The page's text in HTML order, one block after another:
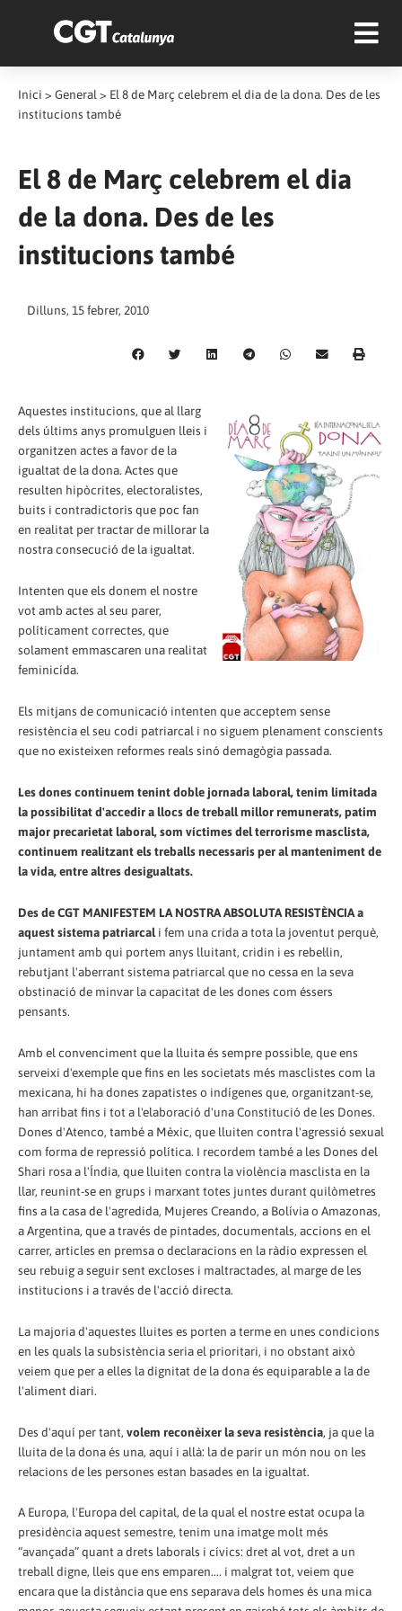
Inici > General > El 8 de Març celebrem el dia de la dona. Des de les
institucions també
El 8 de Març celebrem el dia
de la dona. Des de les
institucions també
Dilluns, 15 febrer, 2010
Aquestes institucions, que al llarg
dels últims anys promulguen lleis i
organitzen actes a favor de la
igualtat de la dona. Actes que
resulten hipòcrites, electoralistes,
buits i contradictoris que poc fan
en realitat per tractar de millorar la
nostra consecució de la igualtat.
Intenten que els donem el nostre
vot amb actes al seu parer,
políticament correctes, que
solament emmascaren una realitat
feminicída.
Els mitjans de comunicació intenten que acceptem sense
resistència el seu codi patriarcal i no siguem plenament conscients
que no existeixen reformes reals sinó demagògia passada.
Les dones continuem tenint doble jornada laboral, tenim limitada
la possibilitat d'accedir a llocs de treball millor remunerats, patim
major precarietat laboral, som víctimes del terrorisme masclista,
continuem realitzant els treballs necessaris per al manteniment de
la vida, entre altres desigualtats.
Des de CGT MANIFESTEM LA NOSTRA ABSOLUTA RESISTÈNCIAa
aquest sistema patriarcal i fem una crida a tota la joventut perquè,
juntament amb qui portem anys lluitant, cridin i es rebel·lin,
rebutjant l'aberrant sistema patriarcal que no cessa en la seva
obstinació de minvar la capacitat de les dones com éssers
pensants.
Amb el convenciment que la lluita és sempre possible, que ens
serveixi d'exemple que fins en les societats més masclistes com la
mexicana, hi ha dones zapatistes o indígenes que, organitzant-se,
han arribat fins i tot a l'elaboració d'una Constitució de les Dones.
Dones d'Atenco, també a Mèxic, que lluiten contra l'agressió sexual
com forma de repressió política. I recordem també a les Dones del
Shari rosa a l'Índia, que lluiten contra la violència masclista en la
llar, reunint-se en grups i marxant totes juntes durant quilòmetres
fins a la casa de l'agredida, Mujeres Creando, a Bolívia o Amazonas,
a Argentina, que a través de pintades, documentals, accions en el
carrer, articles en premsa o declaracions en la ràdio expressen el
seu rebuig a seguir sent excloses i maltractades, al marge de les
institucions i a través de l'acció directa.
La majoria d'aquestes lluites es porten a terme en unes condicions
en les quals la subsistència seria el prioritari, i no obstant això
veiem que per a elles la dignitat de la dona és equiparable a la de
l'aliment diari.
Des d'aquí per tant, volem reconèixer la seva resistència, ja que la
lluita de la dona és una, aquí i allà: la de parir un món nou on les
relacions de les persones estan basades en la igualtat.
A Europa, l'Europa del capital, de la qual el nostre estat ocupa la
presidència aquest semestre, tenim una imatge molt més
“avançada” quant a drets laborals i cívics: dret al vot, dret a un
treball digne, lleis que ens emparen.... i malgrat tot, veiem que
encara que la distància que ens separava dels homes és una mica